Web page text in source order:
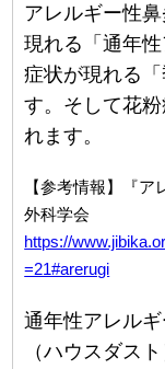
アレルギー性
現れる「通年
症状が現れる
す。そして花
れます。
【参考情報】『
外科学会
https://
=21#arerugi
通年性アレル
（ハウスダス